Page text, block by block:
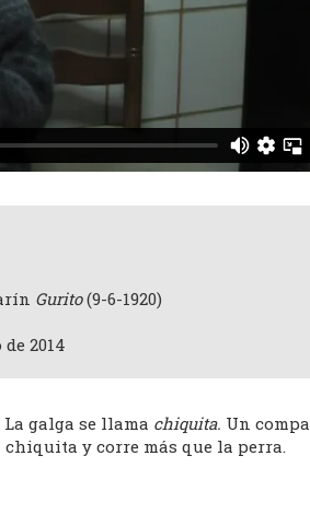
Gurito(9-6-1920)
2014
galga se llama chiquita. Un
y corre más que la perra.